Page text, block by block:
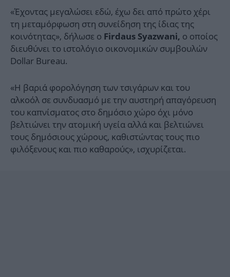
«Έχοντας μεγαλώσει εδώ, έχω δει από πρώτο χέρι
τη μεταμόρφωση στη συνείδηση της ίδιας της
κοινότητας», δήλωσε ο Firdaus Syazwani, ο οποίος
διευθύνει το ιστολόγιο οικονομικών συμβουλών
Dollar Bureau.
«Η βαριά φορολόγηση των τσιγάρων και του
αλκοόλ σε συνδυασμό με την αυστηρή απαγόρευση
του καπνίσματος στο δημόσιο χώρο όχι μόνο
βελτιώνει την ατομική υγεία αλλά και βελτιώνει
τους δημόσιους χώρους, καθιστώντας τους πιο
φιλόξενους και πιο καθαρούς», ισχυρίζεται.